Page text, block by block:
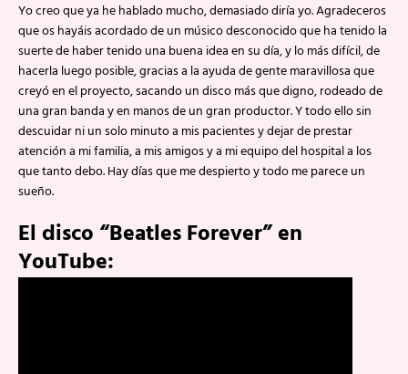
Yo creo que ya he hablado mucho, demasiado diría yo. Agradeceros
que os hayáis acordado de un músico desconocido que ha tenido la
suerte de haber tenido una buena idea en su día, y lo más difícil, de
hacerla luego posible, gracias a la ayuda de gente maravillosa que
creyó en el proyecto, sacando un disco más que digno, rodeado de
una gran banda y en manos de un gran productor. Y todo ello sin
descuidar ni un solo minuto a mis pacientes y dejar de prestar
atención a mi familia, a mis amigos y a mi equipo del hospital a los
que tanto debo. Hay días que me despierto y todo me parece un
sueño.
El disco “Beatles Forever” en
YouTube: